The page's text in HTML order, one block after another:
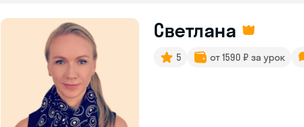
Светлана
5 от 1590 ₽ за урок